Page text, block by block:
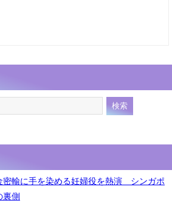
密輸に手を染める妊婦役を熱演 シンガポ
裏側